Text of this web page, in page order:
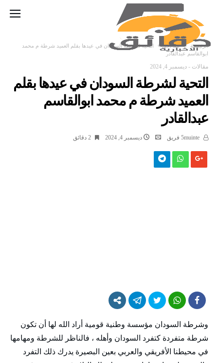
‫الرئيسية‬ مقالات
التحية لشرطة السودان في عيدها بقلم العميد شرطة م محمد
ابوالقاسم عبدالقادر
مقالات - ديسمبر 4, 2024
التحية لشرطة السودان في عيدها بقلم
العميد شرطة م محمد ابوالقاسم
عبدالقادر
ديسمبر 4, 2024 2 ‫دقائق‬
وشرطة السودان مؤسسة وطنية قومية أراد الله لها أن تكون
شرطة متفردة كتفرد السودان وأهله ، فالناظر للشرطة ومهامها
في محيطنا الأفريقي والعربي بعين البصيرة يدرك ذلك التفرد